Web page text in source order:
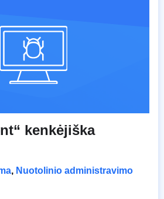
kenkėjiška
, Nuotolinio administravimo